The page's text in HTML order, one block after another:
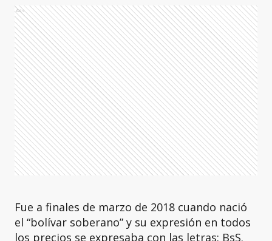
Ads
Fue a finales de marzo de 2018 cuando nació
el “bolívar soberano” y su expresión en todos
los precios se expresaba con las letras: BsS.